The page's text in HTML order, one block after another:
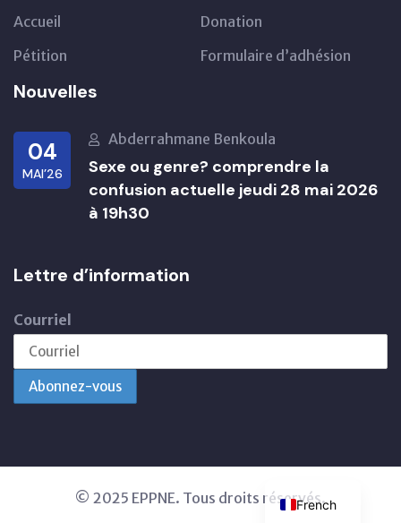
Accueil
Donation
Pétition
Formulaire d’adhésion
Nouvelles
04
MAI’26
Abderrahmane Benkoula
Sexe ou genre? comprendre la
confusion actuelle jeudi 28 mai 2026
à 19h30
Lettre d’information
Courriel
© 2025 EPPNE. Tous droits réservés.
French